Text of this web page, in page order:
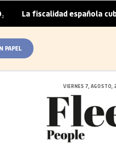
española cubre
PAPEL
VIERNES 7, AGOSTO,